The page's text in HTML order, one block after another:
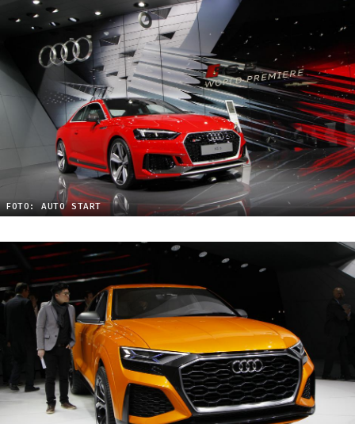
FOTO: AUTO START